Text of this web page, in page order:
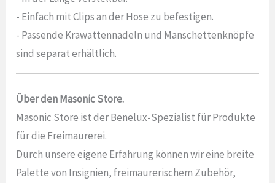
- Einfach mit Clips an der Hose zu befestigen.
- Passende Krawattennadeln und Manschettenknöpfe
sind separat erhältlich.
Über den Masonic Store.
Masonic Store ist der Benelux-Spezialist für Produkte
für die Freimaurerei.
Durch unsere eigene Erfahrung können wir eine breite
Palette von Insignien, freimaurerischem Zubehör,